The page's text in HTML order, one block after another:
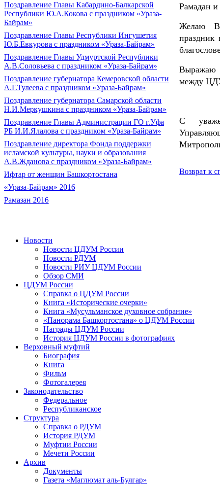
Поздравление Главы Кабардино-Балкарской
Республики Ю.А.Кокова с праздником «Ураза-
Байрам»
Поздравление Главы Республики Ингушетия
Ю.Б.Евкурова с праздником «Ураза-Байрам»
Поздравление Главы Удмуртской Республики
А.В.Соловьева с праздником «Ураза-Байрам»
Поздравление губернатора Кемеровской области
А.Г.Тулеева с праздником «Ураза-Байрам»
Поздравление губернатора Самарской области
Н.И.Меркушкина с праздником «Ураза-Байрам»
Поздравление Главы Администрации ГО г.Уфа
РБ И.И.Ялалова с праздником «Ураза-Байрам»
Поздравление директора Фонда поддержки
исламской культуры, науки и образования
А.В.Жданова с праздником «Ураза-Байрам»
Ифтар от женщин Башкортостана
«Ураза-Байрам» 2016
Рамазан 2016
Рамадан и
Желаю
праздник
Выражаю
между
С
Возврат к
Новости
Новости ЦДУМ России
Новости РДУМ
Новости РИУ ЦДУМ России
Обзор СМИ
ЦДУМ России
Справка о ЦДУМ России
Книга «Исторические очерки»
Книга «Мусульманское духовное собрание»
«Панорама Башкортостана» о ЦДУМ России
Награды ЦДУМ России
История ЦДУМ России в фотографиях
Верховный муфтий
Биография
Книга
Фильм
Фотогалерея
Законодательство
Федеральное
Республиканское
Структура
Справка о РДУМ
История РДУМ
Муфтии России
Мечети России
Архив
Документы
Газета «Маглюмат аль-Булгар»